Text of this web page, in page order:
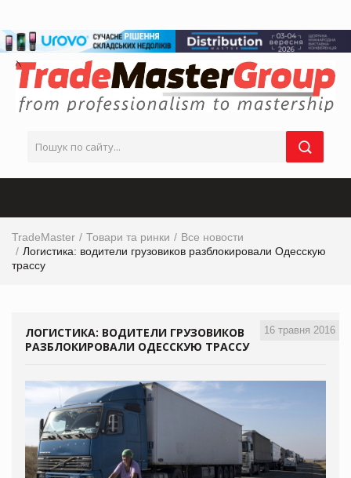
TradeMaster Товари та ринки
Все новости
Логистика: водители грузовиков разблокировали Одесскую
трассу
16 травня 2016
ЛОГИСТИКА: ВОДИТЕЛИ ГРУЗОВИКОВ
РАЗБЛОКИРОВАЛИ ОДЕССКУЮ ТРАССУ